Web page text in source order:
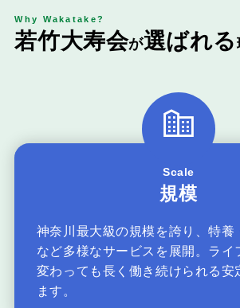
Why Wakatake?
若竹大寿会が選ばれる
Scale
規模
神奈川最大級の規模を誇り、特養
など多様なサービスを展開。ライ
変わっても長く働き続けられる安
ます。